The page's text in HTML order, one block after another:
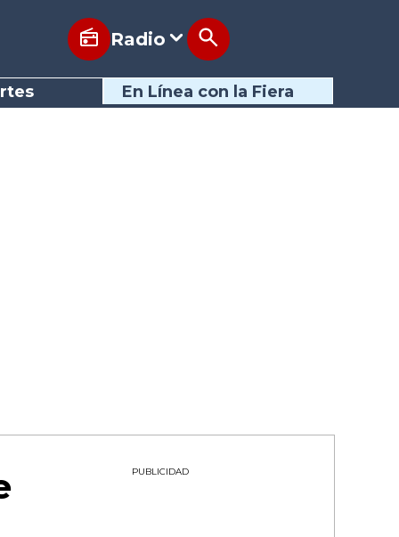
Radio
En Línea con la Fiera
PUBLICIDAD